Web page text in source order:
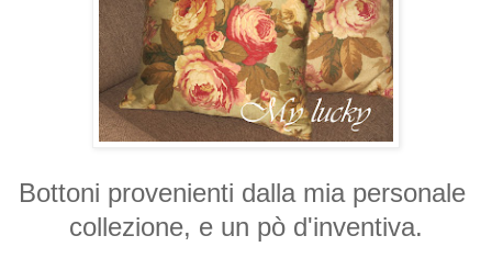
Bottoni provenienti dalla mia personale
collezione, e un pò d'inventiva.